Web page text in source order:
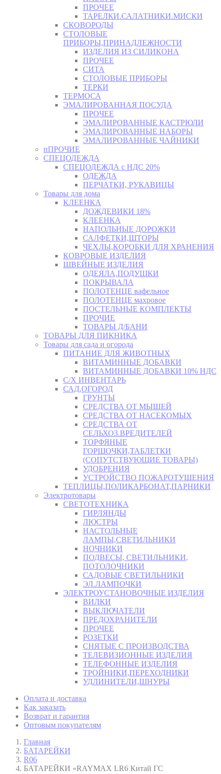
ПРОЧЕЕ
ТАРЕЛКИ.САЛАТНИКИ.МИСКИ
СКОВОРОДЫ
СТОЛОВЫЕ
ПРИБОРЫ,ПРИНАДЛЕЖНОСТИ
ИЗДЕЛИЯ ИЗ СИЛИКОНА
ПРОЧЕЕ
СИТА
СТОЛОВЫЕ ПРИБОРЫ
ТЕРКИ
ТЕРМОСА
ЭМАЛИРОВАННАЯ ПОСУДА
ПРОЧЕЕ
ЭМАЛИРОВАННЫЕ КАСТРЮЛИ
ЭМАЛИРОВАННЫЕ НАБОРЫ
ЭМАЛИРОВАННЫЕ ЧАЙНИКИ
пПРОЧИЕ
СПЕЦОДЕЖДА
СПЕЦОДЕЖДА с НДС 20%
ОДЕЖДА
ПЕРЧАТКИ, РУКАВИЦЫ
Товары для дома
КЛЕЕНКА
ДОЖДЕВИКИ 18%
КЛЕЕНКА
НАПОЛЬНЫЕ ДОРОЖКИ
САЛФЕТКИ,ШТОРЫ
ЧЕХЛЫ,КОРОБКИ ДЛЯ ХРАНЕНИЯ
КОВРОВЫЕ ИЗДЕЛИЯ
ШВЕЙНЫЕ ИЗДЕЛИЯ
ОДЕЯЛА,ПОДУШКИ
ПОКРЫВАЛА
ПОЛОТЕНЦЕ вафельное
ПОЛОТЕНЦЕ махровое
ПОСТЕЛЬНЫЕ КОМПЛЕКТЫ
ПРОЧИЕ
ТОВАРЫ Д/БАНИ
ТОВАРЫ ДЛЯ ПИКНИКА
Товары для сада и огорода
ПИТАНИЕ ДЛЯ ЖИВОТНЫХ
ВИТАМИННЫЕ ДОБАВКИ
ВИТАМИННЫЕ ДОБАВКИ 10% НДС
С/Х ИНВЕНТАРЬ
САД,ОГОРОД
ГРУНТЫ
СРЕДСТВА ОТ МЫШЕЙ
СРЕДСТВА ОТ НАСЕКОМЫХ
СРЕДСТВА ОТ
СЕЛЬХОЗ.ВРЕДИТЕЛЕЙ
ТОРФЯНЫЕ
ГОРШОЧКИ,ТАБЛЕТКИ
(СОПУТСТВУЮЩИЕ ТОВАРЫ)
УДОБРЕНИЯ
УСТРОЙСТВО ПОЖАРОТУШЕНИЯ
ТЕПЛИЦЫ,ПОЛИКАРБОНАТ,ПАРНИКИ
Электротовары
СВЕТОТЕХНИКА
ГИРЛЯНДЫ
ЛЮСТРЫ
НАСТОЛЬНЫЕ
ЛАМПЫ,СВЕТИЛЬНИКИ
НОЧНИКИ
ПОДВЕСЫ, СВЕТИЛЬНИКИ,
ПОТОЛОЧНИКИ
САДОВЫЕ СВЕТИЛЬНИКИ
ЭЛ.ЛАМПОЧКИ
ЭЛЕКТРОУСТАНОВОЧНЫЕ ИЗДЕЛИЯ
ВИЛКИ
ВЫКЛЮЧАТЕЛИ
ПРЕДОХРАНИТЕЛИ
ПРОЧЕЕ
РОЗЕТКИ
СНЯТЫЕ С ПРОИЗВОДСТВА
ТЕЛЕВИЗИОННЫЕ ИЗДЕЛИЯ
ТЕЛЕФОННЫЕ ИЗДЕЛИЯ
ТРОЙНИКИ,ПЕРЕХОДНИКИ
УДЛИНИТЕЛИ,ШНУРЫ
Оплата и доставка
Как заказать
Возврат и гарантия
Оптовым покупателям
Главная
БАТАРЕЙКИ
R06
БАТАРЕЙКИ «RAYMAX LR6 Китай ГС